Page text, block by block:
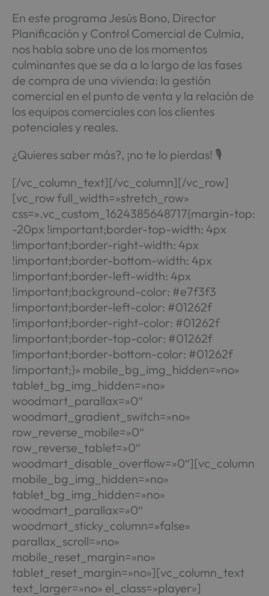
En este programa Jesús Bono, Director
Planificación y Control Comercial de Culmia,
nos habla sobre uno de los momentos
culminantes que se da a lo largo de las fases
de compra de una vivienda: la gestión
comercial en el punto de venta y la relación de
los equipos comerciales con los clientes
potenciales y reales.
¿Quieres saber más?, ¡no te lo pierdas! 🎙️
[/vc_column_text][/vc_column][/vc_row]
[vc_row full_width=»stretch_row»
css=».vc_custom_1624385648717{margin-top:
-20px !important;border-top-width: 4px
!important;border-right-width: 4px
!important;border-bottom-width: 4px
!important;border-left-width: 4px
!important;background-color: #e7f3f3
!important;border-left-color: #01262f
!important;border-right-color: #01262f
!important;border-top-color: #01262f
!important;border-bottom-color: #01262f
!important;}» mobile_bg_img_hidden=»no»
tablet_bg_img_hidden=»no»
woodmart_parallax=»0″
woodmart_gradient_switch=»no»
row_reverse_mobile=»0″
row_reverse_tablet=»0″
woodmart_disable_overflow=»0″][vc_column
mobile_bg_img_hidden=»no»
tablet_bg_img_hidden=»no»
woodmart_parallax=»0″
woodmart_sticky_column=»false»
parallax_scroll=»no»
mobile_reset_margin=»no»
tablet_reset_margin=»no»][vc_column_text
text_larger=»no» el_class=»player»]